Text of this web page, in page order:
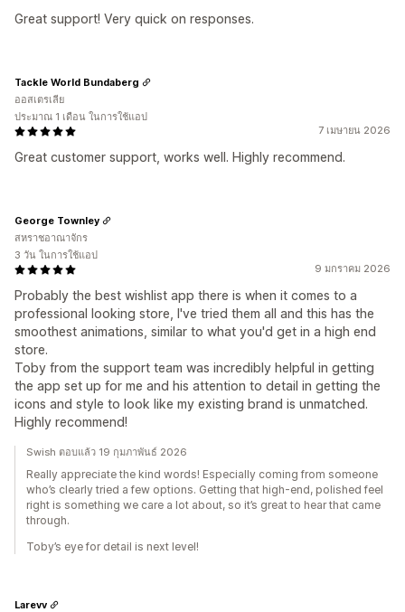
Great support! Very quick on responses.
7 เมษายน 2026
Great customer support, works well. Highly recommend.
Tackle World Bundaberg
ออสเตรเลีย
ประมาณ 1 เดือน ในการใช้แอป
9 มกราคม 2026
Probably the best wishlist app there is when it comes to a
professional looking store, I've tried them all and this has the
smoothest animations, similar to what you'd get in a high end
store.
Toby from the support team was incredibly helpful in getting
the app set up for me and his attention to detail in getting the
icons and style to look like my existing brand is unmatched.
Highly recommend!
George Townley
สหราชอาณาจักร
3 วัน ในการใช้แอป
Swish ตอบแล้ว 19 กุมภาพันธ์ 2026
Really appreciate the kind words! Especially coming from someone
who’s clearly tried a few options. Getting that high-end, polished feel
right is something we care a lot about, so it’s great to hear that came
through.
Toby’s eye for detail is next level!
Larevv